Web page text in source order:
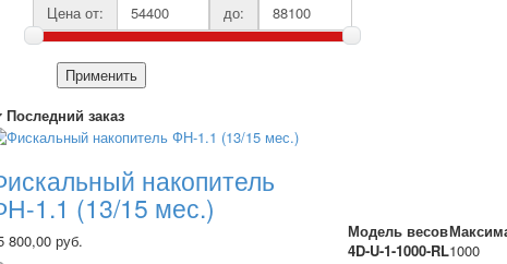
Цена от: до:
Применить
Последний заказ
накопитель
1.1 (13/15 мес.)
800,00 руб. Модель весов
4D-U-1-1000-RL1000